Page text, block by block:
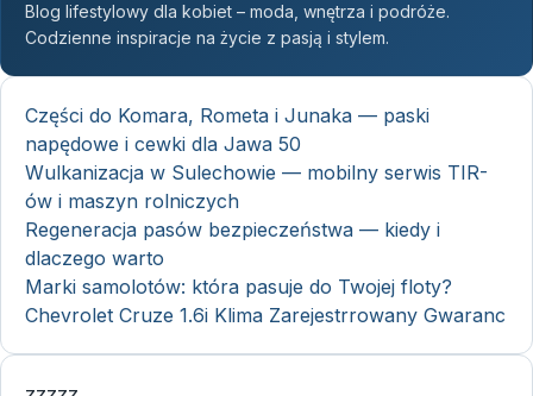
Blog lifestylowy dla kobiet – moda, wnętrza i podróże.
Codzienne inspiracje na życie z pasją i stylem.
Części do Komara, Rometa i Junaka — paski
napędowe i cewki dla Jawa 50
Wulkanizacja w Sulechowie — mobilny serwis TIR-
ów i maszyn rolniczych
Regeneracja pasów bezpieczeństwa — kiedy i
dlaczego warto
Marki samolotów: która pasuje do Twojej floty?
Chevrolet Cruze 1.6i Klima Zarejestrrowany Gwaranc